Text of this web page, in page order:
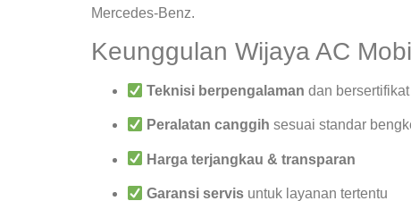
Mercedes-Benz.
Keunggulan Wijaya AC
Teknisi berpengalaman dan bersertifikat
Peralatan canggih sesuai standar
Harga terjangkau & transparan
Garansi servis untuk layanan tertentu